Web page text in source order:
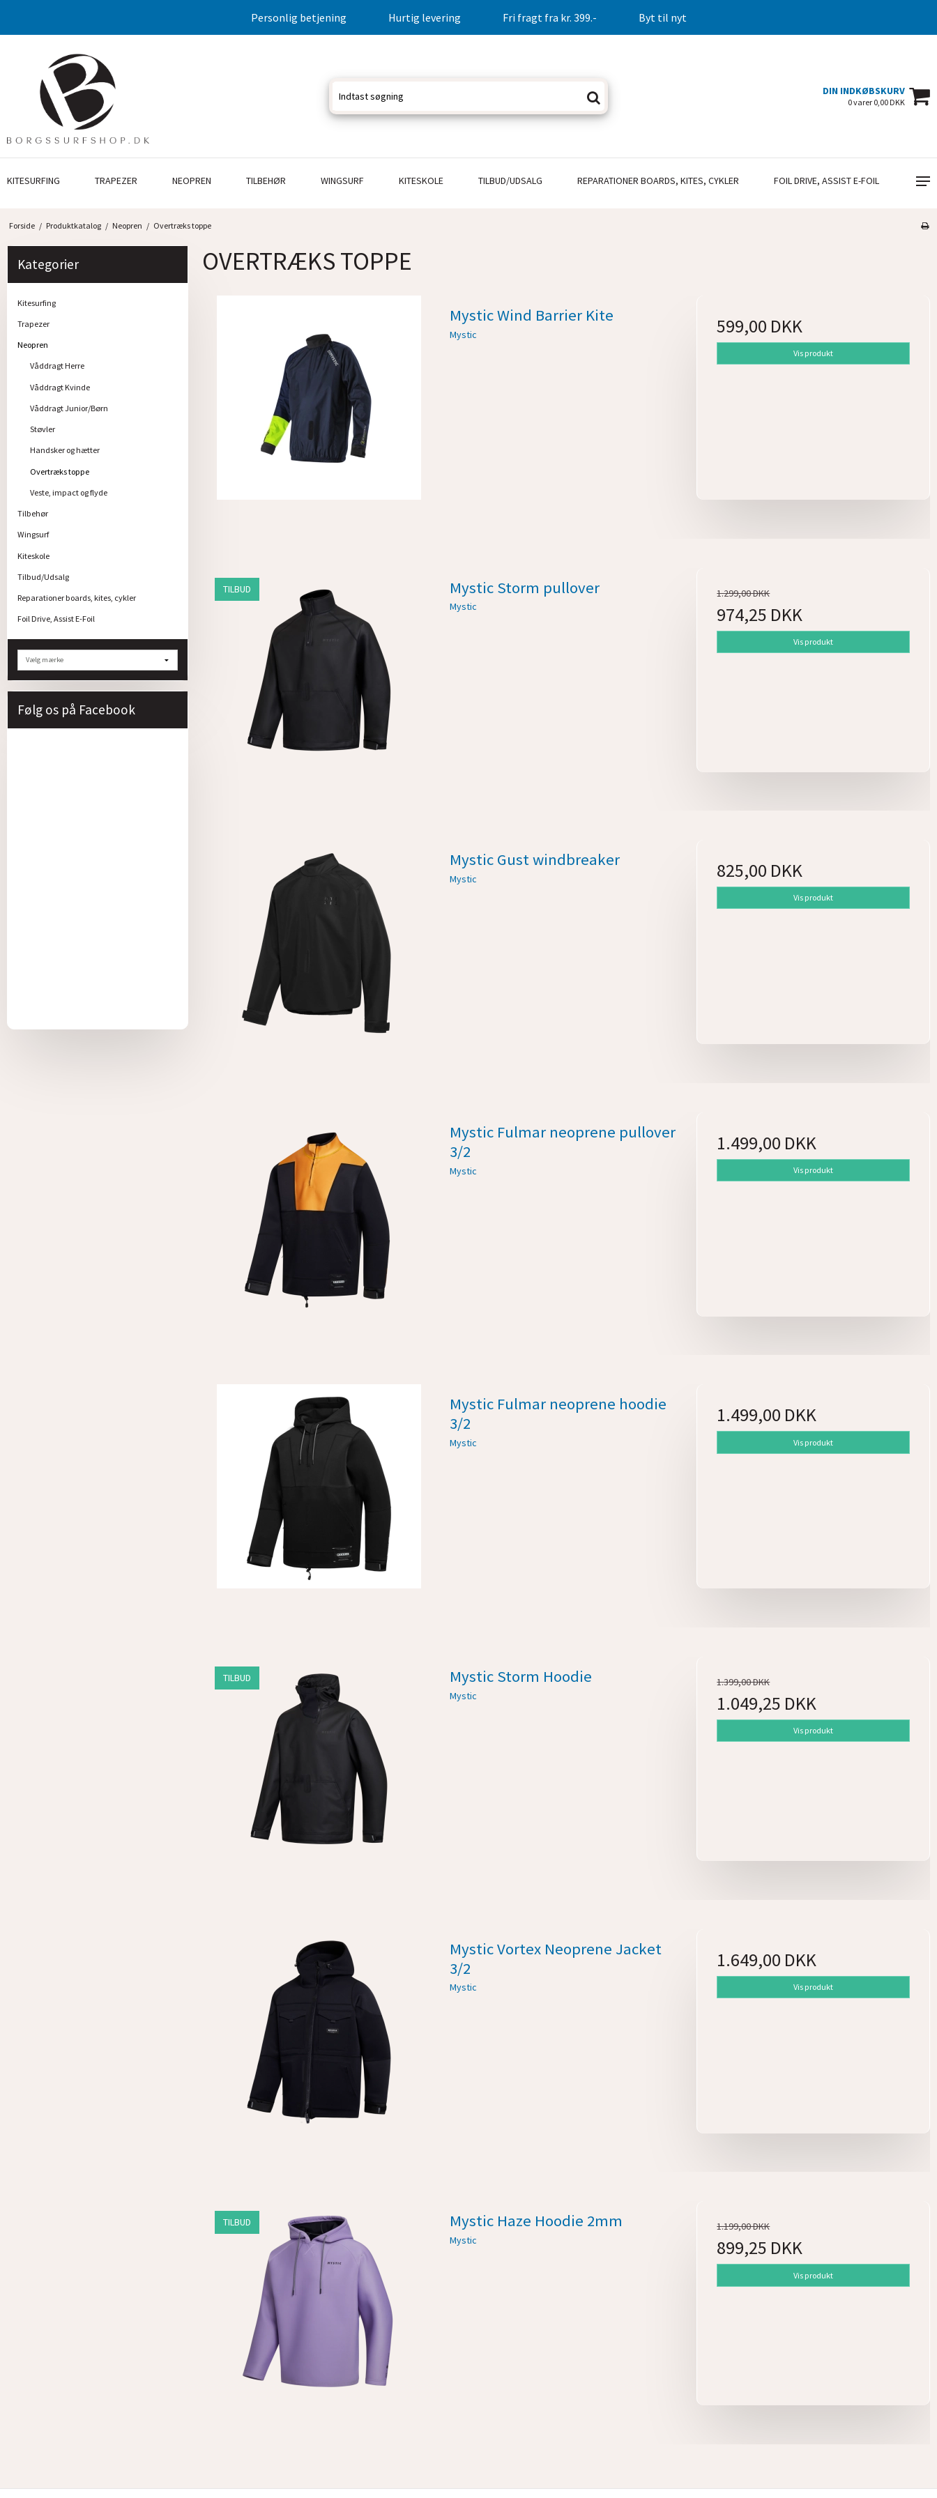
Personlig betjening Hurtig levering Fri fragt fra kr. 399.- Byt til nyt
DIN INDKØBSKURV
0 varer 0,00 DKK
KITESURFING TRAPEZER NEOPREN TILBEHØR WINGSURF KITESKOLE TILBUD/UDSALG REPARATIONER BOARDS, KITES, CYKLER FOIL DRIVE, ASSIST E-FOIL
Forside / Produktkatalog / Neopren / Overtræks toppe
Kategorier
Kitesurfing
Trapezer
Neopren
Våddragt Herre
Våddragt Kvinde
Våddragt Junior/Børn
Støvler
Handsker og hætter
Overtræks toppe
Veste, impact og flyde
Tilbehør
Wingsurf
Kiteskole
Tilbud/Udsalg
Reparationer boards, kites, cykler
Foil Drive, Assist E-Foil
Følg os på Facebook
OVERTRÆKS TOPPE
Mystic Wind Barrier Kite
Mystic 599,00 DKK
Vis produkt
TILBUD Mystic Storm pullover
Mystic
1.299,00 DKK
974,25 DKK
Vis produkt
Mystic Gust windbreaker
Mystic 825,00 DKK
Vis produkt
Mystic Fulmar neoprene pullover
3/2
Mystic
1.499,00 DKK
Vis produkt
Mystic Fulmar neoprene hoodie
3/2
Mystic
1.499,00 DKK
Vis produkt
TILBUD Mystic Storm Hoodie
Mystic
1.399,00 DKK
1.049,25 DKK
Vis produkt
Mystic Vortex Neoprene Jacket
3/2
Mystic
1.649,00 DKK
Vis produkt
TILBUD Mystic Haze Hoodie 2mm
Mystic
1.199,00 DKK
899,25 DKK
Vis produkt